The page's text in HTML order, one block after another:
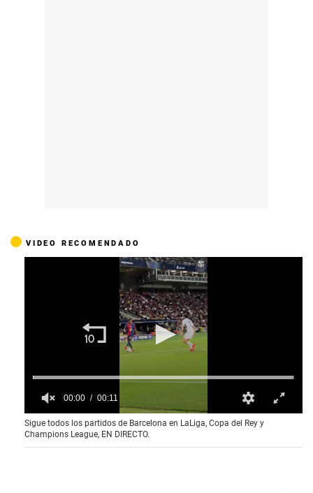
VIDEO RECOMENDADO
0
o
f
1
00:00 00:11
Sigue todos los partidos de Barcelona en LaLiga, Copa del Rey y
Champions League, EN DIRECTO.